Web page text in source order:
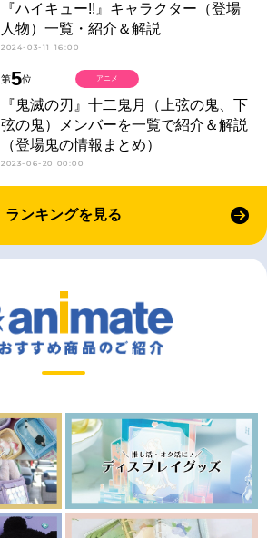
『ハイキュー!!』キャラクター（登場
人物）一覧・紹介＆解説
2024-03-11 16:00
第5位
『鬼滅の刃』十二鬼月（上弦の鬼、下
弦の鬼）メンバーを一覧で紹介＆解説
（登場鬼の情報まとめ）
2023-06-20 00:00
アニメ
ランキングを見る